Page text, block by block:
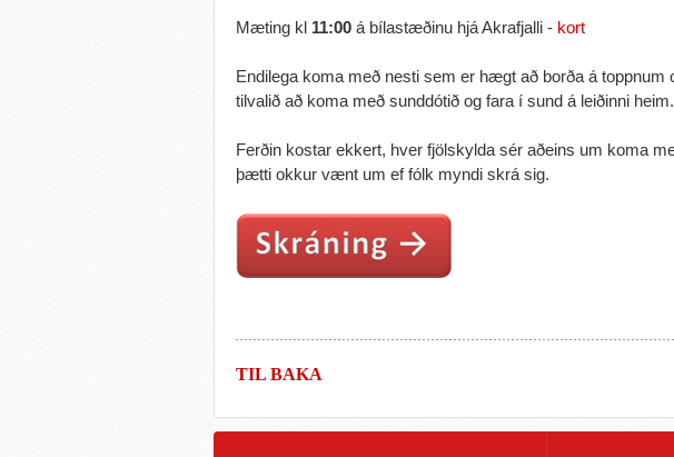
Mæting kl 11:00 á bílastæðinu hjá Akrafjalli - kort
Endilega koma með nesti sem er hægt að borða á toppnum
tilvalið að koma með sunddótið og fara í sund á leiðinni heim.
Ferðin kostar ekkert, hver fjölskylda sér aðeins um koma
þætti okkur vænt um ef fólk myndi skrá sig.
TIL BAKA